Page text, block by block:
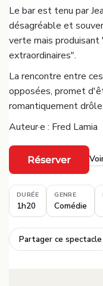
Le bar est tenu par
désagréable et
verte mais produisant
extraordinaires".
La rencontre entre
opposées, promet
romantiquement drôle.
Auteur·e : Fred Lamia
Réserver
DURÉE
1h20
GENRE
Comédie
Partager ce spectacle
·